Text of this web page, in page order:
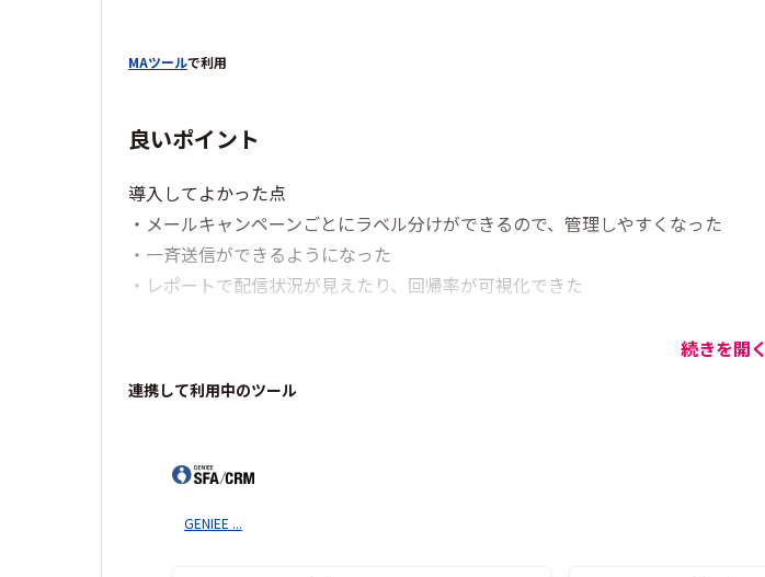
MAツールで利用
良いポイント
導入してよかった点
・メールキャンペーンごとにラベル分けができるので、管理しやすくなった
・一斉送信ができるようになった
・レポートで配信状況が見えたり、回帰率が可視化できた
続きを開く
連携して利用中のツール
GENIEE ...